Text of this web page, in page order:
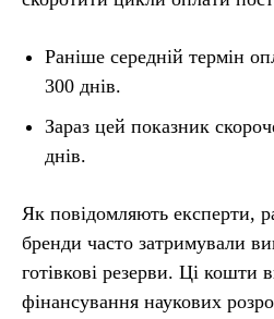
Раніше середній термін
300 днів.
Зараз цей показник
днів.
Як повідомляють експерти,
бренди часто затримували
готівкові резерви. Ці кошти
фінансування наукових